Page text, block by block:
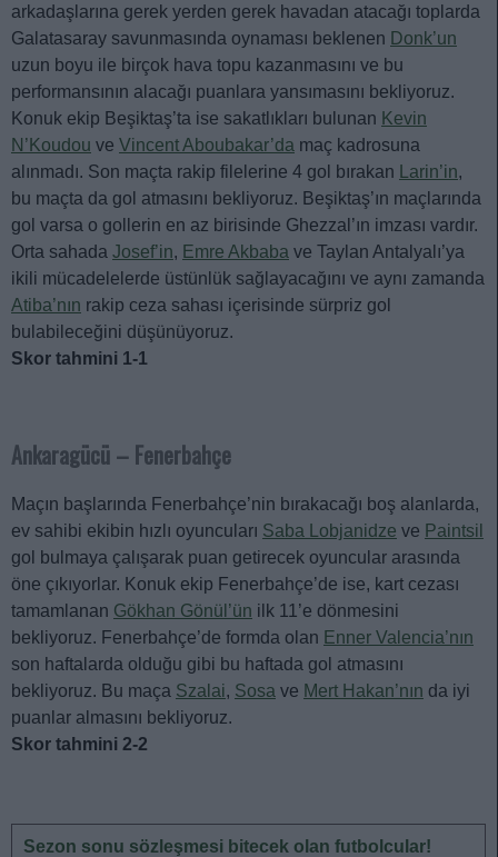
arkadaşlarına gerek yerden gerek havadan atacağı toplarda
Galatasaray savunmasında oynaması beklenen Donk’un
uzun boyu ile birçok hava topu kazanmasını ve bu
performansının alacağı puanlara yansımasını bekliyoruz.
Konuk ekip Beşiktaş’ta ise sakatlıkları bulunan Kevin
N’Koudou ve Vincent Aboubakar’da maç kadrosuna
alınmadı. Son maçta rakip filelerine 4 gol bırakan
Larin’in,
bu maçta da gol atmasını bekliyoruz. Beşiktaş’ın maçlarında
gol varsa o gollerin en az birisinde Ghezzal’ın imzası vardır.
Orta sahada Josef’in, Emre Akbaba ve Taylan Antalyalı’ya
ikili mücadelelerde üstünlük sağlayacağını ve aynı zamanda
Atiba’nın rakip ceza sahası içerisinde sürpriz gol
bulabileceğini düşünüyoruz.
Skor tahmini 1-1
Ankaragücü – Fenerbahçe
Maçın başlarında Fenerbahçe’nin bırakacağı boş alanlarda,
ev sahibi ekibin hızlı oyuncuları Saba Lobjanidze ve Paintsil
gol bulmaya çalışarak puan getirecek oyuncular arasında
öne çıkıyorlar. Konuk ekip Fenerbahçe’de ise, kart cezası
tamamlanan Gökhan Gönül’ün ilk 11’e dönmesini
bekliyoruz. Fenerbahçe’de formda olan Enner Valencia’nın
son haftalarda olduğu gibi bu haftada gol atmasını
bekliyoruz. Bu maça Szalai, Sosa ve Mert Hakan’nın da iyi
puanlar almasını bekliyoruz.
Skor tahmini 2-2
Sezon sonu sözleşmesi bitecek olan futbolcular!